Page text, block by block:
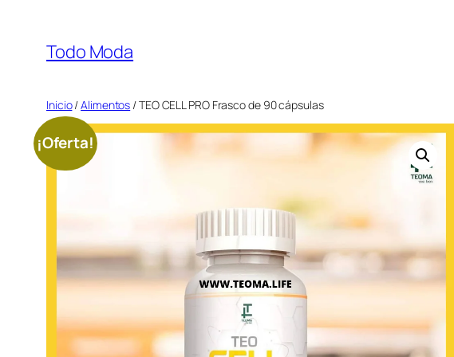
contenido
Todo Moda
Inicio/Alimentos / TEO CELL PRO Frasco de 90 cápsulas
¡Oferta!